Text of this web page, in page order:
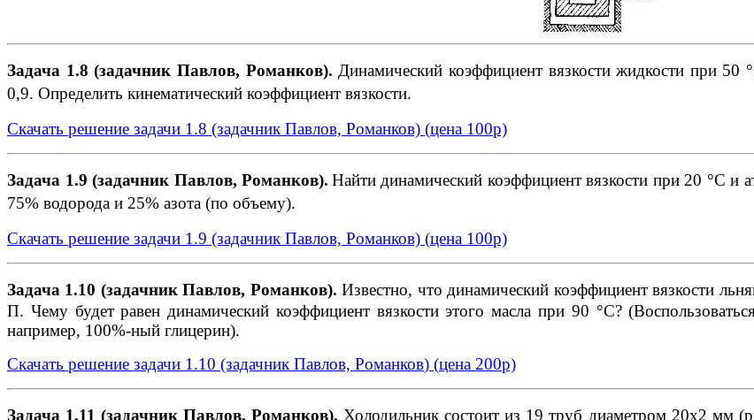
Задача 1.8 (задачник Павлов, Романков). Динамический коэффициент вязкости жидкости при 50
0,9. Определить кинематический коэффициент вязкости.
Скачать решение задачи 1.8 (задачник Павлов, Романков) (цена 100р)
Задача 1.9 (задачник Павлов, Романков). Найти динамический коэффициент вязкости при 20 °С и
75% водорода и 25% азота (по объему).
Скачать решение задачи 1.9 (задачник Павлов, Романков) (цена 100р)
Задача 1.10 (задачник Павлов, Романков). Известно, что динамический коэффициент вязкости
П. Чему будет равен динамический коэффициент вязкости этого масла при 90 °С?
например, 100%-ный гли­церин).
Скачать решение задачи 1.10 (задачник Павлов, Романков) (цена 200р)
Задача 1.11 (задачник Павлов, Романков). Холодильник состоит из 19 труб диаметром 20x2 мм